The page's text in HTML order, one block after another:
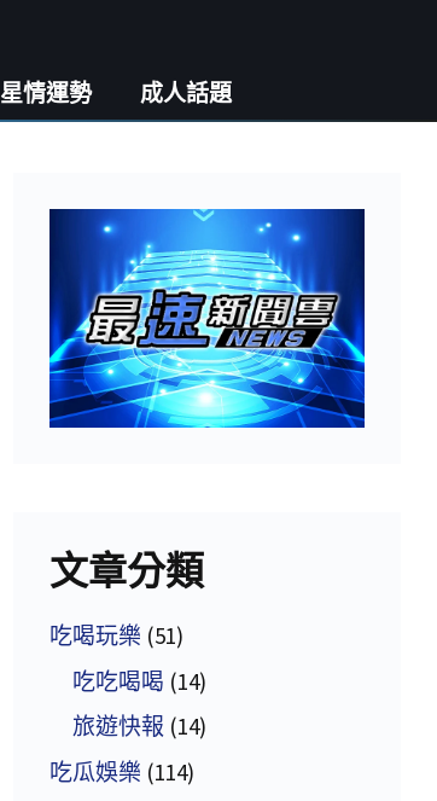
星情運勢 成人話題
文章分類
吃喝玩樂 (51)
吃吃喝喝 (14)
旅遊快報 (14)
吃瓜娛樂 (114)